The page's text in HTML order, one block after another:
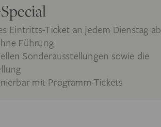
Eintritts-Ticket an jedem Dienstag ab
Führung
Sonderausstellungen sowie die
mit Programm-Tickets